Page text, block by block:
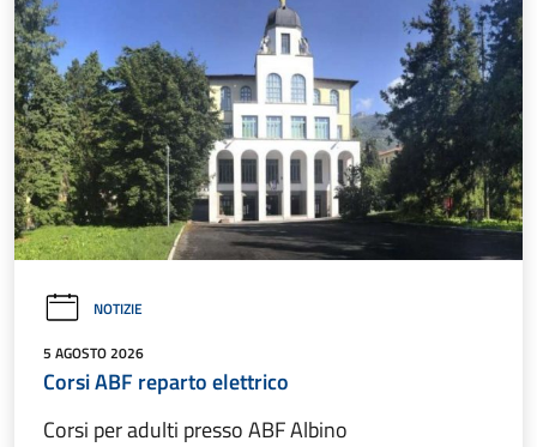
NOTIZIE
5 AGOSTO 2026
Corsi ABF reparto elettrico
Corsi per adulti presso ABF Albino